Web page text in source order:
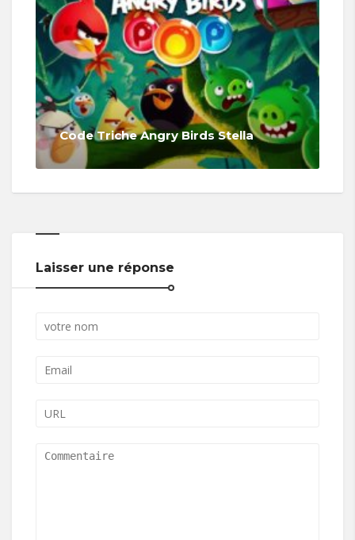
Code Triche Angry Birds Stella
Laisser une réponse